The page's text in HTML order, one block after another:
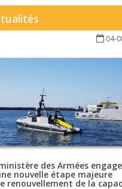
04-
des Armées engage
nouvelle étape majeure
renouvellement de la